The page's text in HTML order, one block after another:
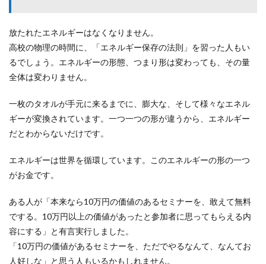
放たれたエネルギーはなくなりません。
高校の物理の時間に、「エネルギー保存の法則」を習った人もい
るでしょう。エネルギーの形態、つまり形は変わっても、その量
全体は変わりません。
一枚のタオルが手元に来るまでに、膨大な、そして様々なエネル
ギーが変換されています。一つ一つの形が違うから、エネルギー
だとわからないだけです。
エネルギーは世界を循環しています。このエネルギーの形の一つ
がお金です。
ある人が「本来なら10万円の価値のあるセミナーを、敢えて無料
でする。10万円以上の価値があったと参加者に思ってもらえる内
容にする」と有言実行しました。
「10万円の価値があるセミナーを、ただでやるなんて、なんてお
人好しな」と思う人もいるかもしれません。